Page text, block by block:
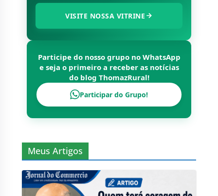
VISITE NOSSA VITRINE
Participe do nosso grupo no WhatsApp
e seja o primeiro a receber as notícias
do blog ThomazRural!
Participar do Grupo!
Meus Artigos